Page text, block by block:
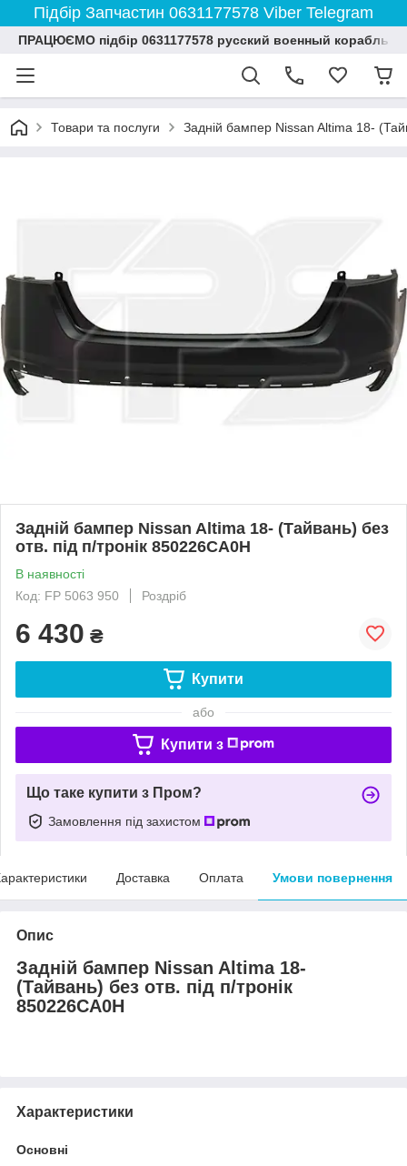
Підбір Запчастин 0631177578 Viber Telegram
ПРАЦЮЄМО підбір 0631177578 русский военный корабль
Товари та послуги Задній бампер Nissan Altima 18-
Задній бампер Nissan Altima 18- (Тайвань) без
отв. під п/тронік 850226CA0H
В наявності
Код: FP 5063 950
Роздріб
6 430 ₴
Купити
або
Купити з
Що таке купити з Пром?
Замовлення під захистом
Доставка Оплата Умови повернення
Опис
Задній бампер Nissan Altima 18-
(Тайвань) без отв. під п/тронік
850226CA0H
Характеристики
Основні